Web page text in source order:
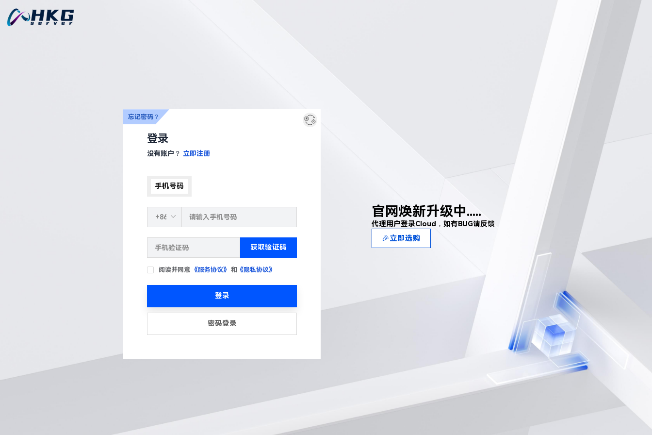
登录
没有账户？ 立即注册
手机号码
获取验证码
阅读并同意 《服务协议》 和 《隐私协议》
忘记密码？
登录
密码登录
官网焕新升级中.....
代理用户登录Cloud，如有BUG请反馈
🎉立即选购